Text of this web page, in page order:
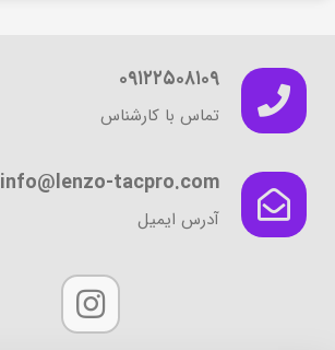
۰۹۱۲۲۵۰۸۱۰۹
تماس با کارشناس
info@lenzo-tacpro.com
آدرس ایمیل